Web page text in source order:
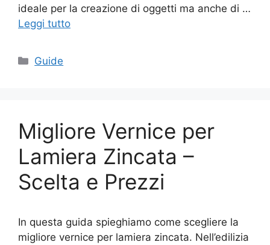
ideale per la creazione di oggetti ma anche di …
Leggi tutto
Categorie
Guide
Migliore Vernice per
Lamiera Zincata –
Scelta e Prezzi
In questa guida spieghiamo come scegliere la
migliore vernice per lamiera zincata. Nell’edilizia